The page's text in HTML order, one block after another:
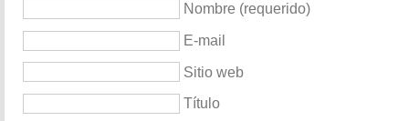
Nombre (requerido)
E-mail
Sitio web
Título